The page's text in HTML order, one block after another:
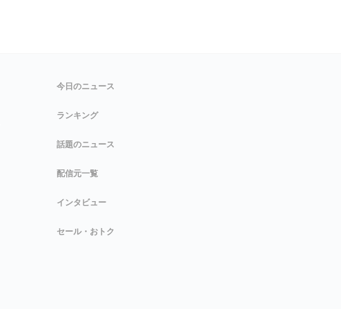
今日のニュース
ランキング
話題のニュース
配信元一覧
インタビュー
セール・おトク